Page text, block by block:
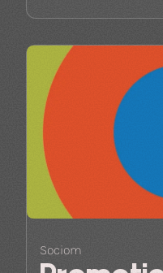
Sociom